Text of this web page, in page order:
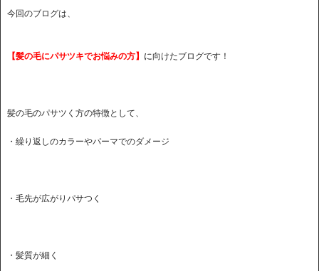
今回のブログは、
【髪の毛にパサツキでお悩みの方】 に向けたブログです！
髪の毛のパサツく方の特徴として、
・繰り返しのカラーやパーマでのダメージ
・毛先が広がりパサつく
・髪質が細く